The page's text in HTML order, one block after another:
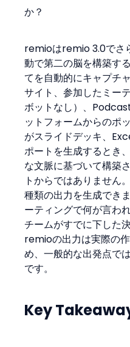
か？
remioはremio 3.0でさ
動で第二の脳を構築す
てを自動的にキャプチ
サイト、参加したミー
ボットなし）、
ットフォームからのポ
がスライドデッキ、
ポートを生成するとき
な文脈に基づいて構築
トからではありません
種類の出力を生成でき
ーティングで何が言わ
チームがすでに下した
remioの出力は実際の
め、一般的な出発点で
です。
Key